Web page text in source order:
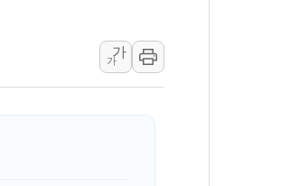
륙 곳곳 소나기
, 민주당 스스로 원칙 뒤집는 것"
주·진천 35도, 곳곳 소나기
청 출범…피해자들 '범죄 사각지대' 우려
새판 짠다…'자율규제단체' 타진
가
가